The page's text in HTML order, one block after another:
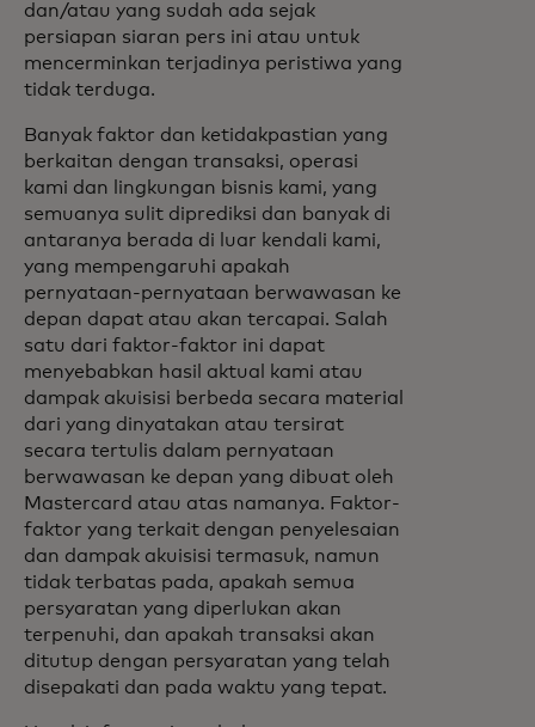
dan/atau yang sudah ada sejak
persiapan siaran pers ini atau untuk
mencerminkan terjadinya peristiwa yang
tidak terduga.
Banyak faktor dan ketidakpastian yang
berkaitan dengan transaksi, operasi
kami dan lingkungan bisnis kami, yang
semuanya sulit diprediksi dan banyak di
antaranya berada di luar kendali kami,
yang mempengaruhi apakah
pernyataan-pernyataan berwawasan ke
depan dapat atau akan tercapai. Salah
satu dari faktor-faktor ini dapat
menyebabkan hasil aktual kami atau
dampak akuisisi berbeda secara material
dari yang dinyatakan atau tersirat
secara tertulis dalam pernyataan
berwawasan ke depan yang dibuat oleh
Mastercard atau atas namanya. Faktor-
faktor yang terkait dengan penyelesaian
dan dampak akuisisi termasuk, namun
tidak terbatas pada, apakah semua
persyaratan yang diperlukan akan
terpenuhi, dan apakah transaksi akan
ditutup dengan persyaratan yang telah
disepakati dan pada waktu yang tepat.